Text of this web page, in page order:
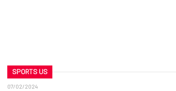
SPORTS US
07/02/2024